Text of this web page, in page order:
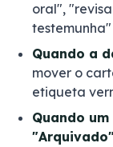
oral",
testemunha"
Quando a
mover o
etiqueta
Quando